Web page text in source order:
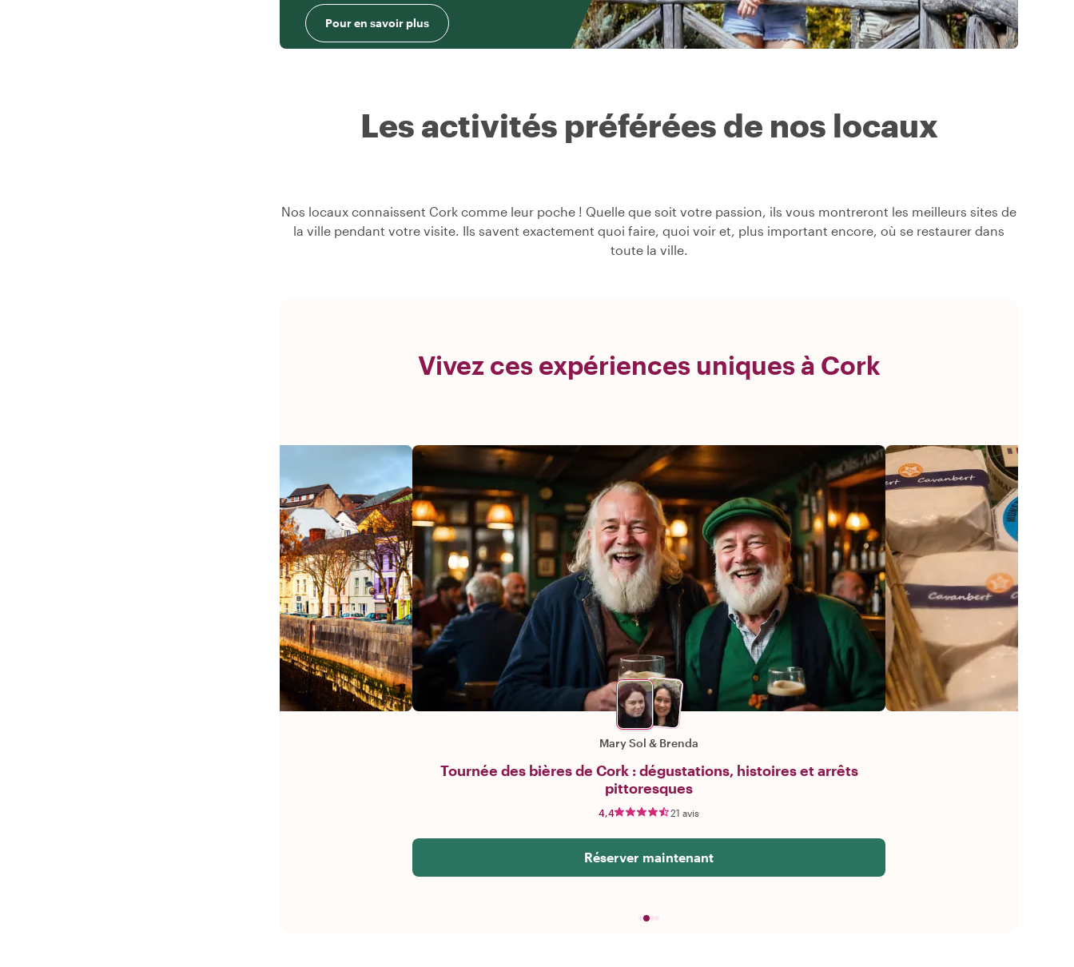
Pour en savoir plus
Les activités préférées de nos locaux
Nos locaux connaissent Cork comme leur poche ! Quelle que soit votre passion, ils vous montreront les meilleurs sites de
la ville pendant votre visite. Ils savent exactement quoi faire, quoi voir et, plus important encore, où se restaurer dans
toute la ville.
Vivez ces expériences uniques à Cork
Mary Sol & Brenda
Tournée des bières de Cork : dégustations, histoires et arrêts
pittoresques
4,4 21 avis
Réserver maintenant